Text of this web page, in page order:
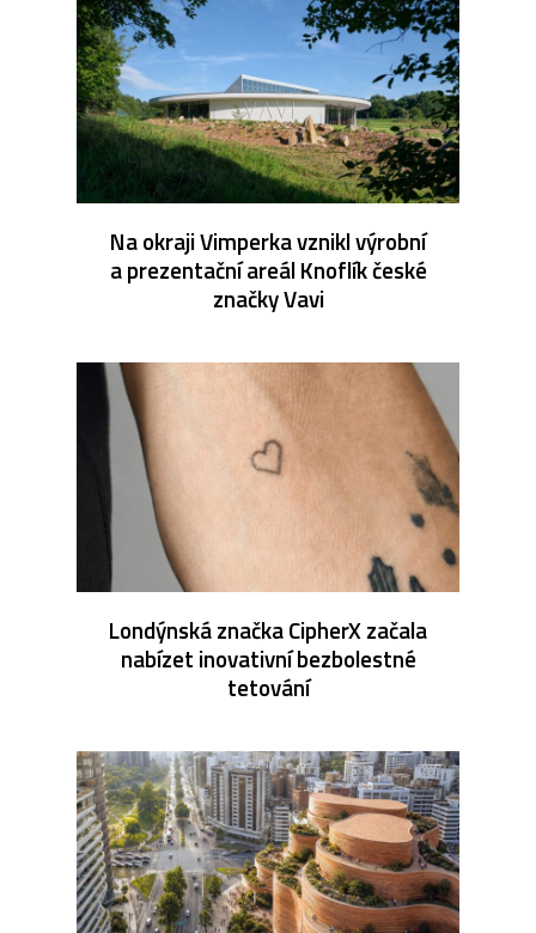
Na okraji Vimperka vznikl výrobní
a prezentační areál Knoflík české
značky Vavi
Londýnská značka CipherX začala
nabízet inovativní bezbolestné
tetování